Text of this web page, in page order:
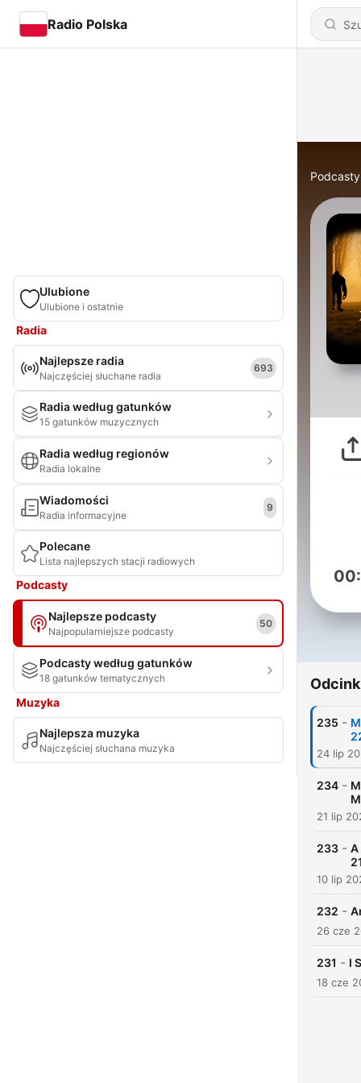
Radio Polska
Ulubione
Ulubione i ostatnie
Radia
Najlepsze radia
Najczęściej słuchane radia
693
Radia według gatunków
15 gatunków muzycznych
Radia według regionów
Radia lokalne
Wiadomości
Radia informacyjne
9
Polecane
Lista najlepszych stacji radiowych
Podcasty
Najlepsze podcasty
Najpopularniejsze podcasty
50
Podcasty według gatunków
18 gatunków tematycznych
Muzyka
Najlepsza muzyka
Najczęściej słuchana muzyka
Podcasty
235 -
24 lip
234 -
21 lip
233 - A
10 lip
232 -
26 cze
231 - I
18 cze